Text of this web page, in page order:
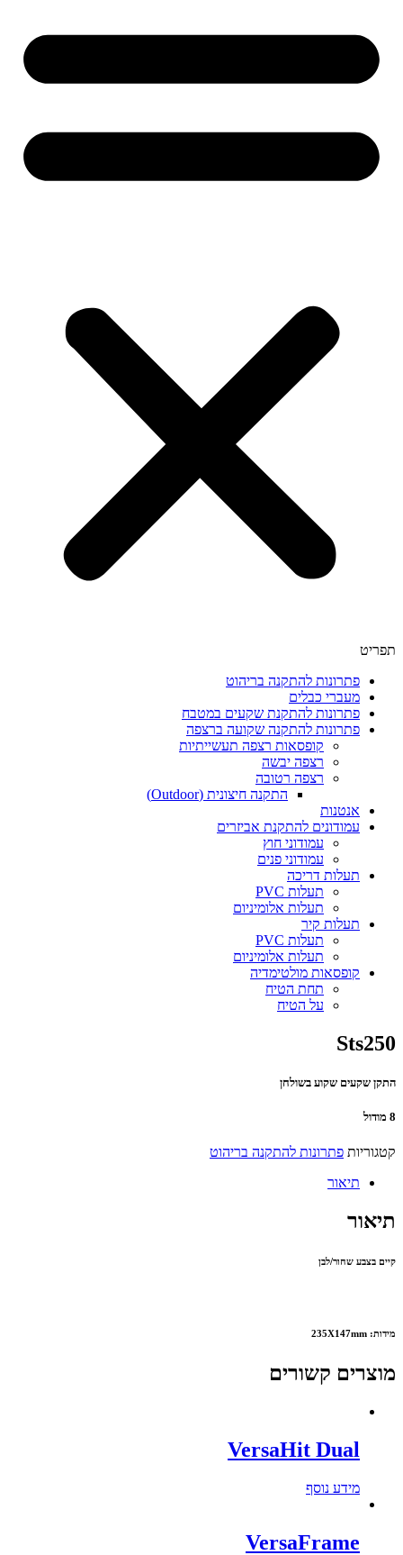
תפריט
פתרונות להתקנה בריהוט
מעברי כבלים
פתרונות להתקנת שקעים במטבח
פתרונות להתקנה שקועה ברצפה
קופסאות רצפה תעשייתיות
רצפה יבשה
רצפה רטובה
התקנה חיצונית (Outdoor)
אנטנות
עמודונים להתקנת אביזרים
עמודוני חוץ
עמודוני פנים
תעלות דריכה
תעלות PVC
תעלות אלומיניום
תעלות קיר
תעלות PVC
תעלות אלומיניום
קופסאות מולטימדיה
תחת הטיח
על הטיח
Sts250
התקן שקעים שקוע בשולחן
8 מודול
קטגוריות פתרונות להתקנה בריהוט
תיאור
תיאור
קיים בצבע שחור/לבן
מידות: 235X147mm
מוצרים קשורים
VersaHit Dual
מידע נוסף
VersaFrame